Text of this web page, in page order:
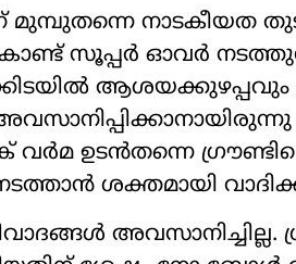
നാടകീയത
സൂപ്പർ ഓവർ
ആശയക്കുഴപ്പവും
വർമ ഉടൻതന്നെ
ശക്തമായി